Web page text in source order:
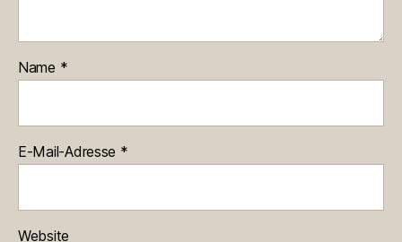
Name *
E-Mail-Adresse *
Website